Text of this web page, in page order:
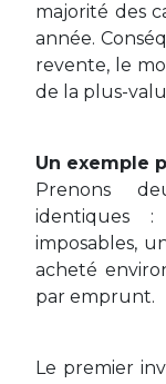
majorité des
année.
revente, le
de la plus-
Un exemple
Prenons
identiques
imposables,
acheté
par emprunt.
Le premier